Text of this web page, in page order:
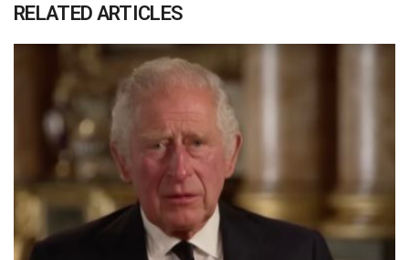
RELATED ARTICLES